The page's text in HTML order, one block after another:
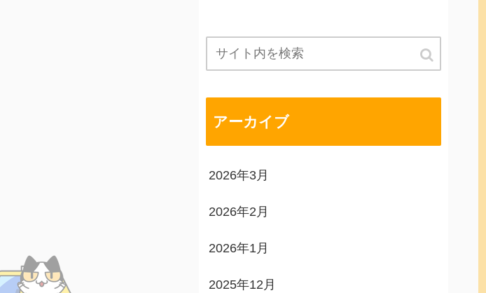
アーカイブ
2026年3月
2026年2月
2026年1月
2025年12月